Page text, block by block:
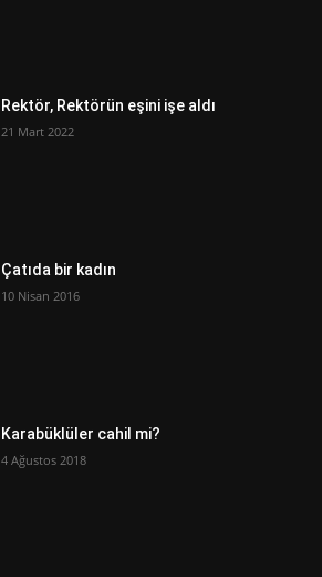
Rektör, Rektörün eşini işe aldı
21 Mart 2022
Çatıda bir kadın
10 Nisan 2016
Karabüklüler cahil mi?
4 Ağustos 2018